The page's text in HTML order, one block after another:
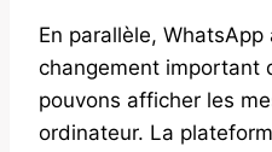
En parallèle,
changement important
pouvons afficher les
ordinateur. La